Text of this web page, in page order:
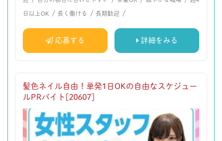
日以上OK / 長く働ける / 長期歓迎 /
応募する 詳細をみる
髪色ネイル自由！単発1日OKの自由なスケジュー
ルPRバイト[20607]